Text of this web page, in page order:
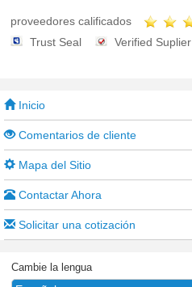
proveedores calificados
Trust Seal
Verified Suplier
Inicio
Comentarios de cliente
Mapa del Sitio
Contactar Ahora
Solicitar una cotización
Cambie la lengua